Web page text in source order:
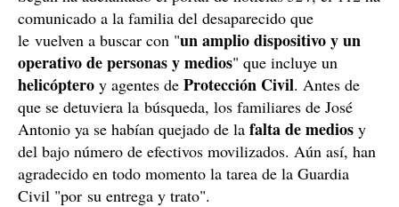
comunicado a la familia del desaparecido que
le vuelven a buscar con "un amplio dispositivo y un
operativo de personas y medios" que incluye un
helicóptero y agentes de Protección Civil. Antes de
que se detuviera la búsqueda, los familiares de José
Antonio ya se habían quejado de la falta de medios y
del bajo número de efectivos movilizados. Aún así, han
agradecido en todo momento la tarea de la Guardia
Civil "por su entrega y trato".